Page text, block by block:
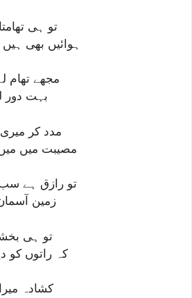
تو ہی
ہوائیں بھی
مجھے تھام
بہت دور
مدد کر
مصیبت میں
تو رازق ہے سب
زمین
تو ہی
کہ راتوں کو
کشادہ